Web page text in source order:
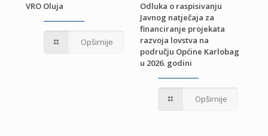
VRO Oluja
Opširnije
Odluka o raspisivanju
Javnog natječaja za
financiranje projekata
razvoja lovstva na
području Općine Karlobag
u 2026. godini
Opširnije